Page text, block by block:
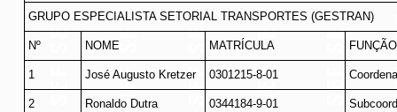
GRUPO ESPECIALISTA SETORIAL TRANSPORTES (GESTRAN)
Nº NOME MATRÍCULA FUNÇÃO
1 José Augusto Kretzer 0301215-8-01
2 Ronaldo Dutra 0344184-9-01